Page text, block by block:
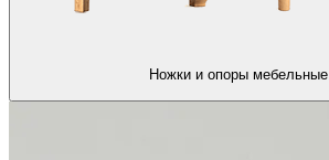
Ножки и опоры мебельные